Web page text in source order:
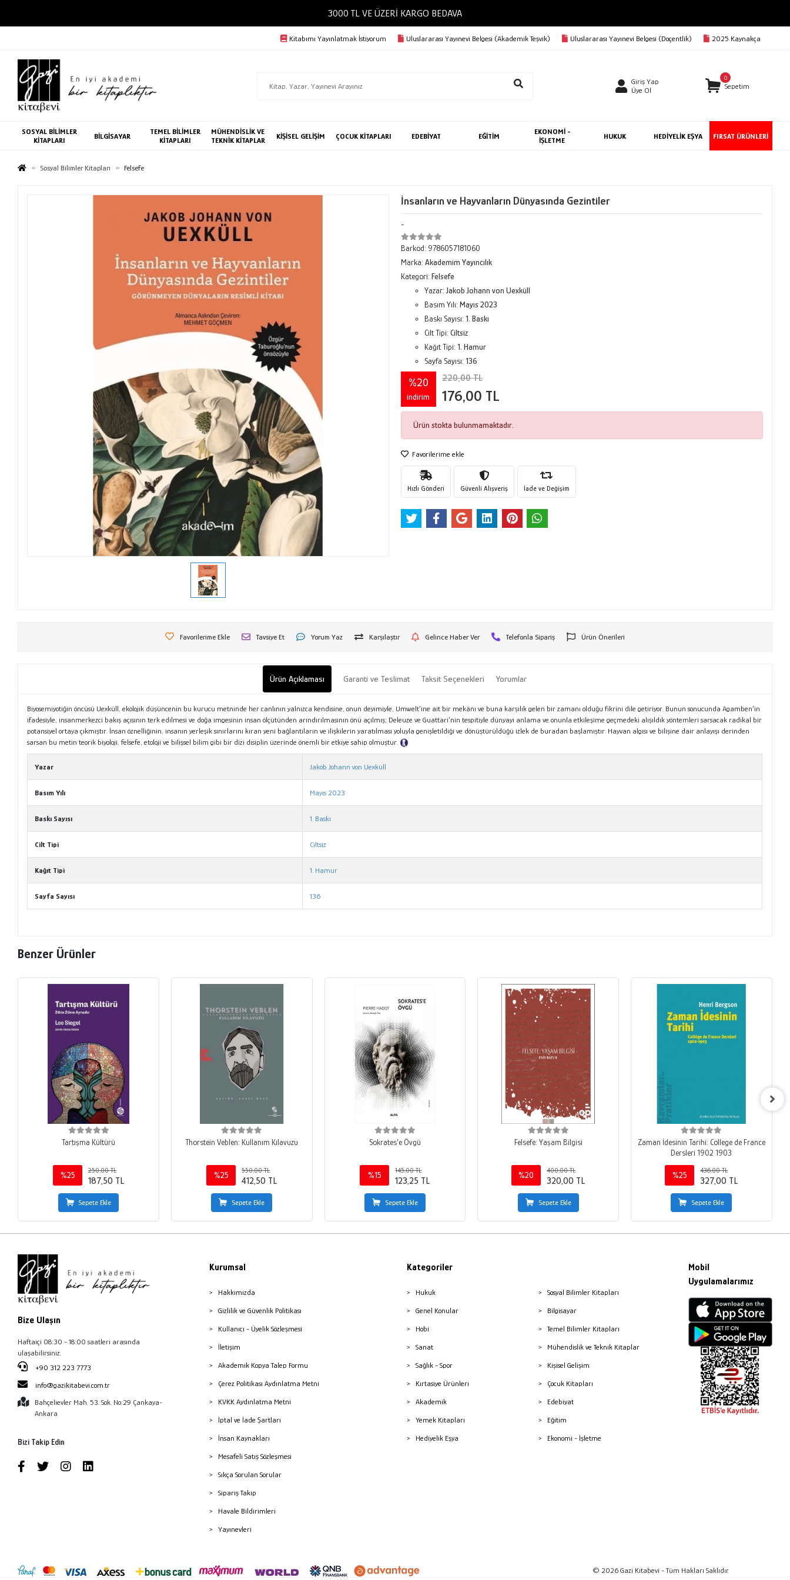
3000 TL VE ÜZERİ KARGO BEDAVA
Kitabımı Yayınlatmak İstiyorum Uluslararası Yayınevi Belgesi (Akademik Teşvik) Uluslararası Yayınevi Belgesi (Doçentlik) 2025 Kaynakça
Giriş Yap
Üye Ol
0
Sepetim
SOSYAL BİLİMLER
KİTAPLARI
BİLGİSAYAR
TEMEL BİLİMLER
KİTAPLARI
MÜHENDİSLİK VE
TEKNİK KİTAPLAR
KİŞİSEL GELİŞİM ÇOCUK KİTAPLARI EDEBİYAT EĞİTİM
EKONOMİ -
İŞLETME
HUKUK HEDİYELİK EŞYA FIRSAT ÜRÜNLERİ
Sosyal Bilimler Kitapları Felsefe
İnsanların ve Hayvanların Dünyasında Gezintiler
-
Barkod: 9786057181060
Marka: Akademim Yayıncılık
Kategori: Felsefe
Yazar: Jakob Johann von Uexküll
Basım Yılı: Mayıs 2023
Baskı Sayısı: 1. Baskı
Cilt Tipi: Ciltsiz
Kağıt Tipi: 1. Hamur
Sayfa Sayısı: 136
%20
indirim
220,00 TL
176,00 TL
Ürün stokta bulunmamaktadır.
Favorilerime ekle
Hızlı Gönderi Güvenli Alışveriş İade ve Değişim
Favorilerime Ekle Tavsiye Et Yorum Yaz Karşılaştır Gelince Haber Ver Telefonla Sipariş Ürün Önerileri
Ürün Açıklaması Garanti ve Teslimat Taksit Seçenekleri Yorumlar
Biyosemiyotiğin öncüsü Uexküll, ekolojik düşüncenin bu kurucu metninde her canlının yalnızca kendisine, onun deyimiyle, Umwelt’ine ait bir mekânı ve buna karşılık gelen bir zamanı olduğu fikrini dile getiriyor. Bunun sonucunda Agamben’in
ifadesiyle, insanmerkezci bakış açısının terk edilmesi ve doğa imgesinin insan ölçütünden arındırılmasının önü açılmış; Deleuze ve Guattari’nin tespitiyle dünyayı anlama ve onunla etkileşime geçmedeki alışıldık yöntemleri sarsacak radikal bir
potansiyel ortaya çıkmıştır. İnsan öznelliğinin, insanın yerleşik sınırlarını kıran yeni bağlantıların ve ilişkilerin yaratılması yoluyla genişletildiği ve dönüştürüldüğü izlek de buradan başlamıştır. Hayvan algısı ve bilişine dair anlayışı derinden
sarsan bu metin teorik biyoloji, felsefe, etoloji ve bilişsel bilim gibi bir dizi disiplin üzerinde önemli bir etkiye sahip olmuştur.
Yazar Jakob Johann von Uexküll
Basım Yılı Mayıs 2023
Baskı Sayısı 1. Baskı
Cilt Tipi Ciltsiz
Kağıt Tipi 1. Hamur
Sayfa Sayısı 136
Benzer Ürünler
Tartışma Kültürü
%25
250,00 TL
187,50 TL
Sepete Ekle
Thorstein Veblen: Kullanım Kılavuzu
%25
550,00 TL
412,50 TL
Sepete Ekle
Sokrates’e Övgü
%15
145,00 TL
123,25 TL
Sepete Ekle
Felsefe: Yaşam Bilgisi
%20
400,00 TL
320,00 TL
Sepete Ekle
Zaman İdesinin Tarihi: College de France
Dersleri 1902 1903
%25
436,00 TL
327,00 TL
Sepete Ekle
Bize Ulaşın
Haftaiçi 08:30 - 18:00 saatleri arasında
ulaşabilirsiniz.
+90 312 223 7773
info@gazikitabevi.com.tr
Bahçelievler Mah. 53. Sok. No:29 Çankaya-
Ankara
Bizi Takip Edin
Kurumsal
Hakkımızda
Gizlilik ve Güvenlik Politikası
Kullanıcı - Üyelik Sözleşmesi
İletişim
Akademik Kopya Talep Formu
Çerez Politikası Aydınlatma Metni
KVKK Aydınlatma Metni
İptal ve İade Şartları
İnsan Kaynakları
Mesafeli Satış Sözleşmesi
Sıkça Sorulan Sorular
Sipariş Takip
Havale Bildirimleri
Yayınevleri
Kategoriler
Hukuk
Genel Konular
Hobi
Sanat
Sağlık - Spor
Kırtasiye Ürünleri
Akademik
Yemek Kitapları
Hediyelik Eşya
Sosyal Bilimler Kitapları
Bilgisayar
Temel Bilimler Kitapları
Mühendislik ve Teknik Kitaplar
Kişisel Gelişim
Çocuk Kitapları
Edebiyat
Eğitim
Ekonomi - İşletme
Mobil
Uygulamalarımız
© 2026 Gazi Kitabevi - Tüm Hakları Saklıdır